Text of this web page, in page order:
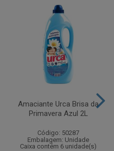
Amaciante Urca Brisa da
Primavera Azul 2L
Código: 50287
Embalagem: Unidade
Caixa contém 6 unidade(s)